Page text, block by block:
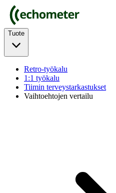
Tuote
Retro-työkalu
1:1 työkalu
Tiimin terveystarkastukset
Vaihtoehtojen vertailu